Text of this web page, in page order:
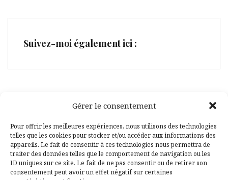
Gérer le consentement
Pour offrir les meilleures expériences, nous utilisons des technologies
telles que les cookies pour stocker et/ou accéder aux informations des
appareils. Le fait de consentir à ces technologies nous permettra de
traiter des données telles que le comportement de navigation ou les
ID uniques sur ce site. Le fait de ne pas consentir ou de retirer son
consentement peut avoir un effet négatif sur certaines
Suivez-moi également ici :
Facebook
Pinterest